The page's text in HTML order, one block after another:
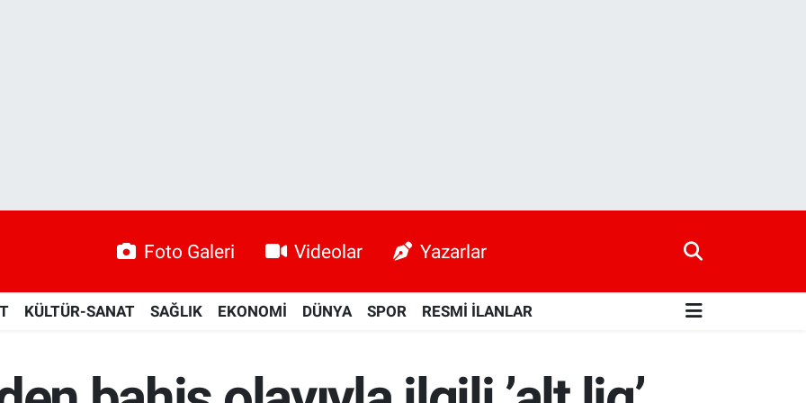
Foto Galeri Videolar Yazarlar
KÜLTÜR-SANAT SAĞLIK EKONOMİ DÜNYA SPOR RESMİ İLANLAR